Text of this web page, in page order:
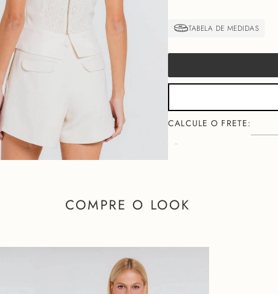
NÃO SEI MEU CEP
COMPRE O LOOK